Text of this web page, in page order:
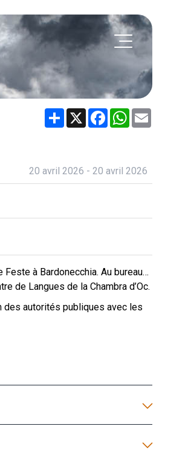
Share X FacebookWhatsApp
20 avril 2026 - 20 avril 2026
à Bardonecchia. Au bureau…
de Langues de la Chambra d’Oc.
des autorités publiques avec les